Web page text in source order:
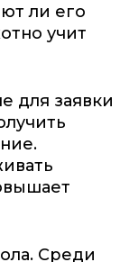
ли его
учит
для заявки
Среди